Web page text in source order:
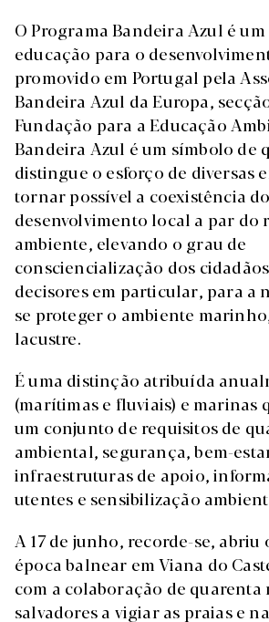
O Programa Bandeira Azul é
educação para o
promovido em Portugal pela
Bandeira Azul da Europa,
Fundação para a Educação
Bandeira Azul é um símbolo de
distingue o esforço de diversas
tornar possível a coexistência do
desenvolvimento local a par do
ambiente, elevando o grau de
consciencialização dos
decisores em particular, para a
se proteger o ambiente
lacustre.
É uma distinção atribuída
(marítimas e fluviais) e marinas
um conjunto de requisitos de
ambiental, segurança, bem-
infraestruturas de apoio,
utentes e sensibilização
A 17 de junho, recorde-se,
época balnear em Viana do
com a colaboração de quarenta
salvadores a vigiar as praias e